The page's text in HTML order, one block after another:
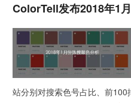
ColorTell发布2018年1
站分别对搜索色号占比、前